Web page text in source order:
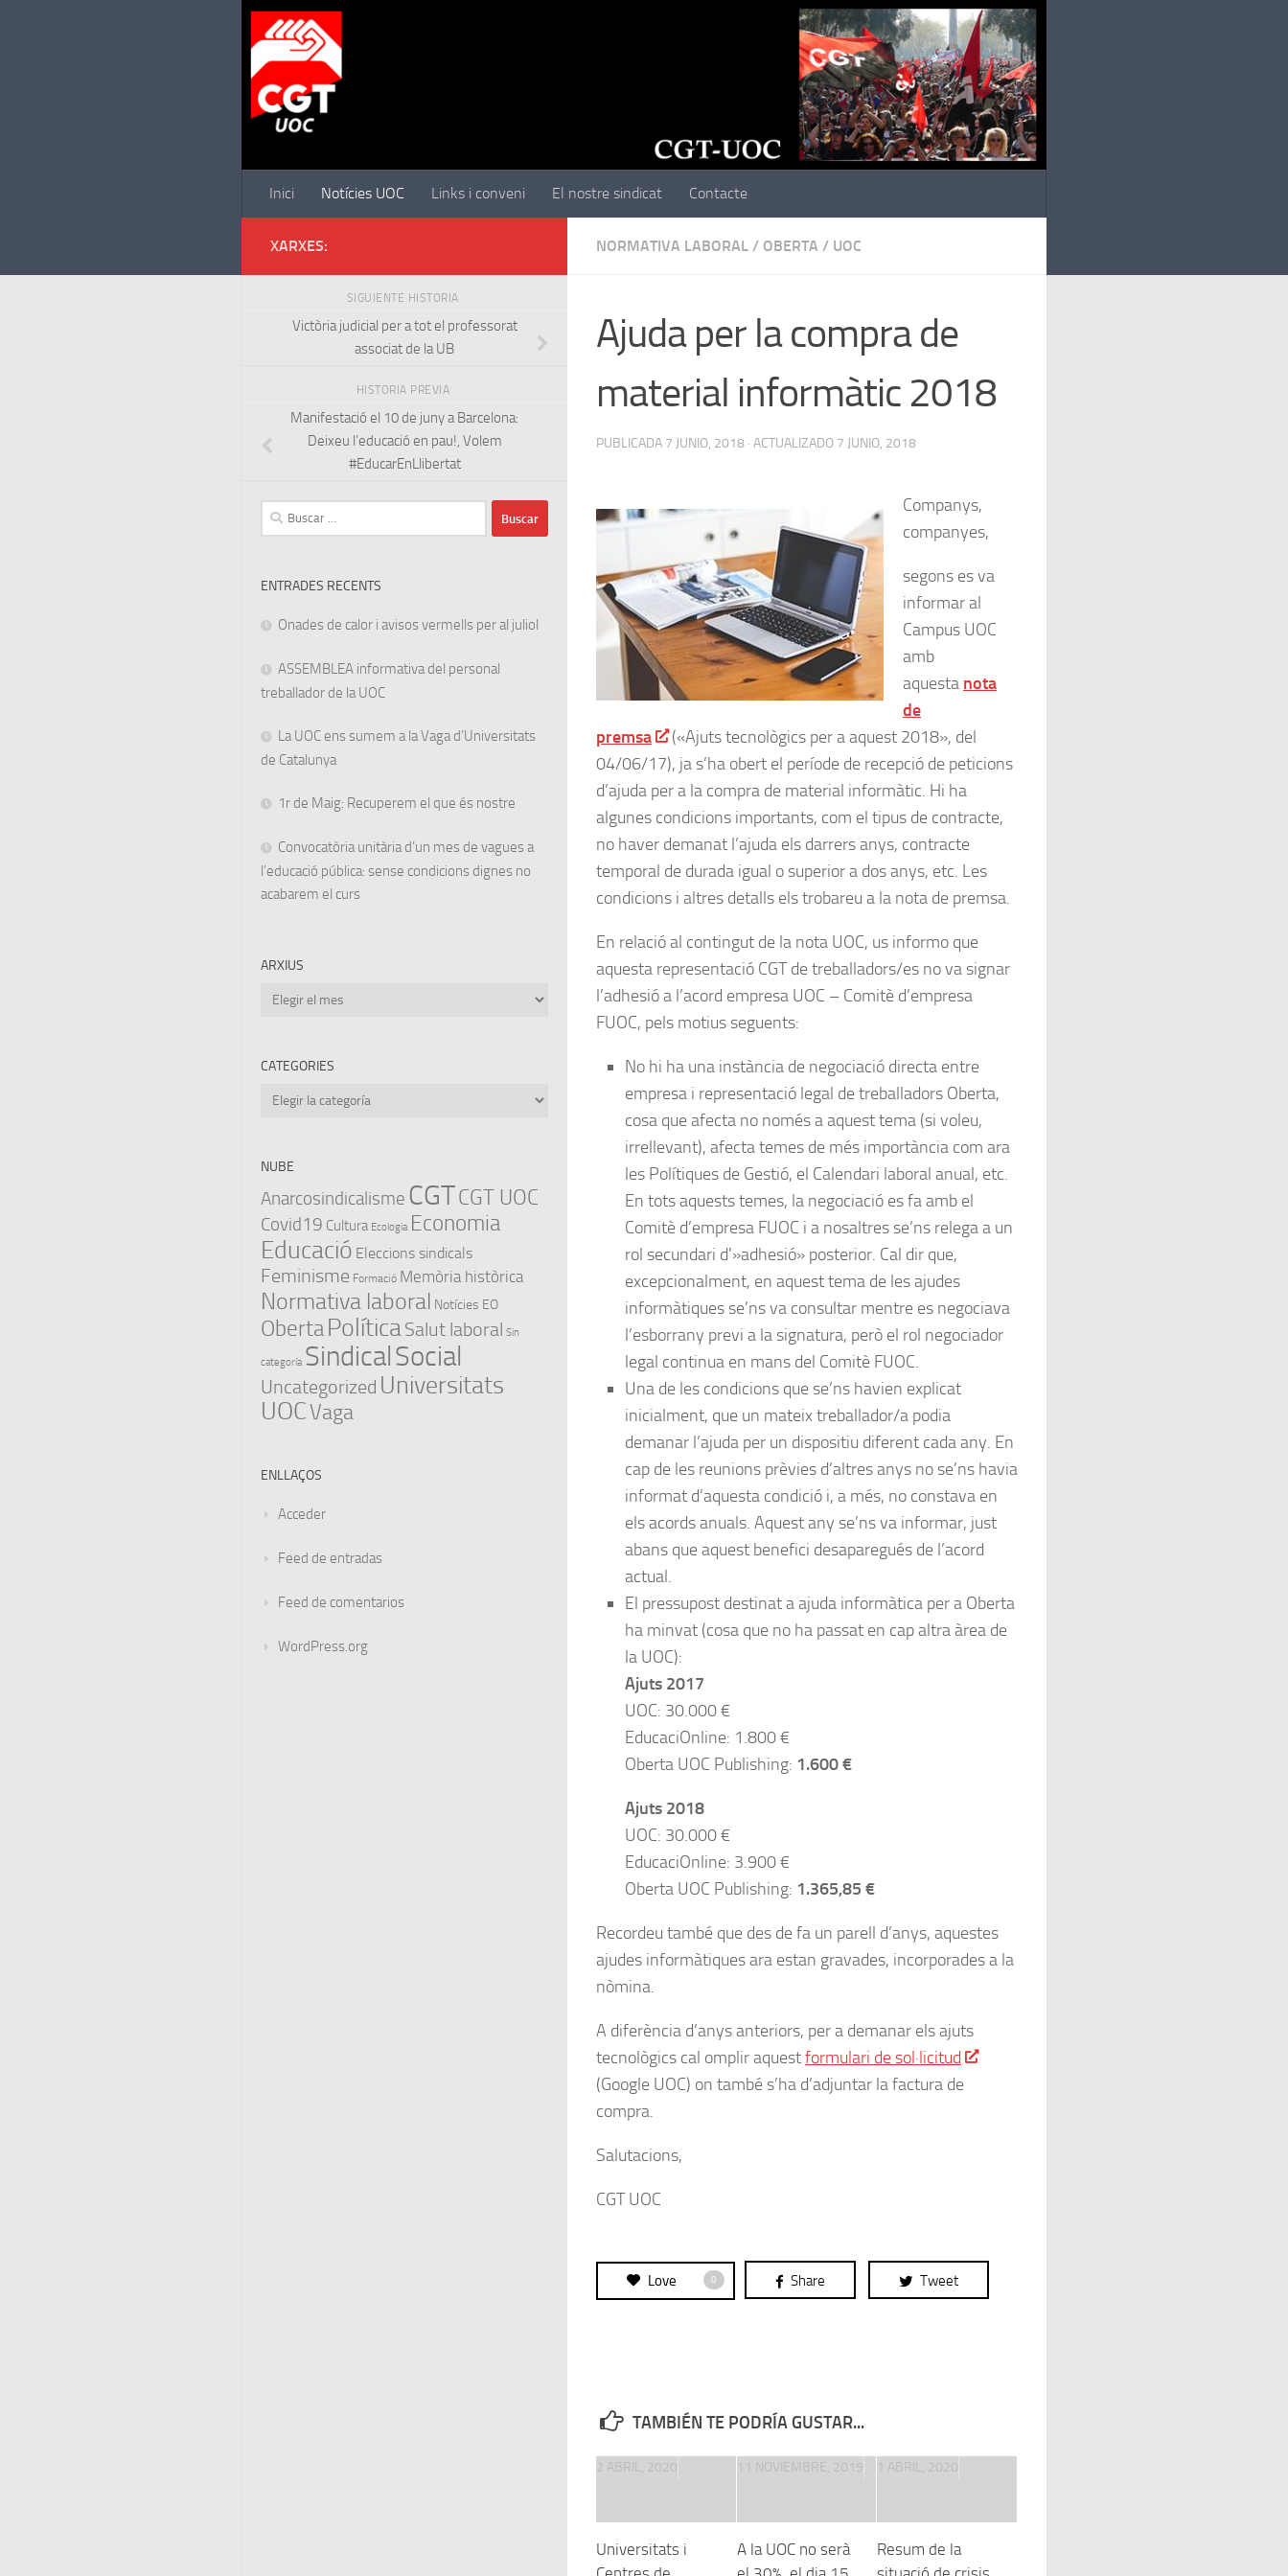
Inici Notícies UOC Links i conveni El nostre sindicat Contacte
NORMATIVA LABORAL / OBERTA / UOC
Ajuda per la compra de
material informàtic 2018
PUBLICADA 7 JUNIO, 2018 · ACTUALIZADO 7 JUNIO, 2018
Companys,
companyes,
segons es va
informar al
Campus UOC
amb
aquesta nota
de
premsa
(«Ajuts tecnològics per a aquest 2018», del
04/06/17), ja s’ha obert el període de recepció de peticions
d’ajuda per a la compra de material informàtic. Hi ha
algunes condicions importants, com el tipus de contracte,
no haver demanat l’ajuda els darrers anys, contracte
temporal de durada igual o superior a dos anys, etc. Les
condicions i altres detalls els trobareu a la nota de premsa.
En relació al contingut de la nota UOC, us informo que
aquesta representació CGT de treballadors/es no va signar
l’adhesió a l’acord empresa UOC – Comitè d’empresa
FUOC, pels motius seguents:
No hi ha una instància de negociació directa entre
empresa i representació legal de treballadors Oberta,
cosa que afecta no només a aquest tema (si voleu,
irrellevant), afecta temes de més importància com ara
les Polítiques de Gestió, el Calendari laboral anual, etc.
En tots aquests temes, la negociació es fa amb el
Comitè d’empresa FUOC i a nosaltres se’ns relega a un
rol secundari d'»adhesió» posterior. Cal dir que,
excepcionalment, en aquest tema de les ajudes
informàtiques se’ns va consultar mentre es negociava
l’esborrany previ a la signatura, però el rol negociador
legal continua en mans del Comitè FUOC.
Una de les condicions que se’ns havien explicat
inicialment, que un mateix treballador/a podia
demanar l’ajuda per un dispositiu diferent cada any. En
cap de les reunions prèvies d’altres anys no se’ns havia
informat d’aquesta condició i, a més, no constava en
els acords anuals. Aquest any se’ns va informar, just
abans que aquest benefici desaparegués de l’acord
actual.
El pressupost destinat a ajuda informàtica per a Oberta
ha minvat (cosa que no ha passat en cap altra àrea de
la UOC):
Ajuts 2017
UOC: 30.000 €
EducaciOnline: 1.800 €
Oberta UOC Publishing: 1.600 €
Ajuts 2018
UOC: 30.000 €
EducaciOnline: 3.900 €
Oberta UOC Publishing: 1.365,85 €
Recordeu també que des de fa un parell d’anys, aquestes
ajudes informàtiques ara estan gravades, incorporades a la
nòmina.
A diferència d’anys anteriors, per a demanar els ajuts
tecnològics cal omplir aquestformulari de sol·licitud
(Google UOC) on també s’ha d’adjuntar la factura de
compra.
Salutacions,
CGT UOC
Love 0 Share Tweet
TAMBIÉN TE PODRÍA GUSTAR...
Universitats i
2 ABRIL, 2020
A la UOC no serà
11 NOVIEMBRE, 2019
Resum de la
1 ABRIL, 2020
XARXES:
SIGUIENTE HISTORIA
Victòria judicial per a tot el professorat
associat de la UB
HISTORIA PREVIA
Manifestació el 10 de juny a Barcelona:
Deixeu l’educació en pau!, Volem
#EducarEnLlibertat
Buscar:
ENTRADES RECENTS
Onades de calor i avisos vermells per al juliol
ASSEMBLEA informativa del personal
treballador de la UOC
La UOC ens sumem a la Vaga d’Universitats
de Catalunya
1r de Maig: Recuperem el que és nostre
Convocatòria unitària d’un mes de vagues a
l’educació pública: sense condicions dignes no
acabarem el curs
ARXIUS
Arxius
CATEGORIES
Categories
NUBE
Anarcosindicalisme CGTCGT UOC
Covid19 Cultura Ecologia Economia
Educació Eleccions sindicals
Feminisme Formació Memòria històrica
Normativa laboral Notícies EO
ObertaPolíticaSalut laboral Sin
categoría SindicalSocial
Uncategorized Universitats
UOCVaga
ENLLAÇOS
Acceder
Feed de entradas
Feed de comentarios
WordPress.org